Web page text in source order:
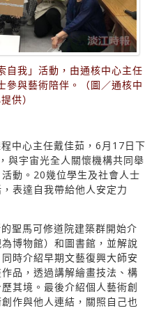
自我」活動，由通核中心主任
參與藝術陪伴。（圖／通核中
供）
程中心主任戴佳茹，6月17日下
與宇宙光全人關懷機構共同舉
動。20幾位學生及社會人士
表達自我帶給他人安定力
聖馬可修道院建築群開始介
博物館）和圖書館，並解說
時介紹早期文藝復興大師安
品，透過講解繪畫技法、構
其境。最後介紹個人藝術創
作與他人連結，關照自己也